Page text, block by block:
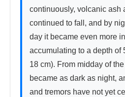
continuously, volcanic ash
continued to fall, and by
day it became even more
accumulating to a depth of
18 cm). From midday of
became as dark as night,
and tremors have not yet